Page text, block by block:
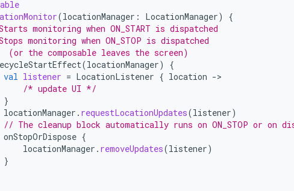
(locationManager : LocationManager)
{
monitoring when ON_START is dispatched
monitoring when ON_STOP is dispatched
the composable leaves the screen)
(locationManager)
{
val listener = LocationListener { location -
/* update UI */
}
locationManager . requestLocationUpdates(listener)
// The cleanup block automatically runs on ON_STOP or on
onStopOrDispose {
locationManager . removeUpdates(listener)
}